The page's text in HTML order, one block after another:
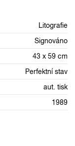
Litografie
Signováno
43 x 59 cm
Perfektní stav
aut. tisk
1989